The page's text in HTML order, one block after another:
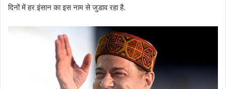
दिनों में हर इंसान का इस नाम से जुडाव रहा है.